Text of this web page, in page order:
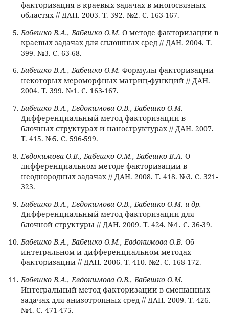
факторизация в краевых задачах в многосвязных
областях // ДАН. 2003. Т. 392. №2. С. 163-167.
Бабешко В.А., Бабешко О.М. О методе факторизации в
краевых задачах для сплошных сред // ДАН. 2004. Т.
399. №3. С. 63-68.
Бабешко В.А., Бабешко О.М. Формулы факторизации
некоторых мероморфных матриц-функций // ДАН.
2004. Т. 399. №1. С. 163-167.
Бабешко В.А., Евдокимова О.В., Бабешко О.М.
Дифференциальный метод факторизации в
блочных структурах и наноструктурах // ДАН. 2007.
Т. 415. №5. С. 596-599.
Евдокимова О.В., Бабешко О.М., Бабешко В.А. О
дифференциальном методе факторизации в
неоднородных задачах // ДАН. 2008. Т. 418. №3. С. 321-
323.
Бабешко В.А., Евдокимова О.В., Бабешко О.М. и др.
Дифференциальный метод факторизации для
блочной структуры // ДАН. 2009. Т. 424. №1. С. 36-39.
Бабешко В.А., Бабешко О.М., Евдокимова О.В. Об
интегральном и дифференциальном методах
факторизации // ДАН. 2006. Т. 410. №2. С. 168-172.
Бабешко В.А., Евдокимова О.В., Бабешко О.М.
Интегральный метод факторизации в смешанных
задачах для анизотропных сред // ДАН. 2009. Т. 426.
№4. С. 471-475.